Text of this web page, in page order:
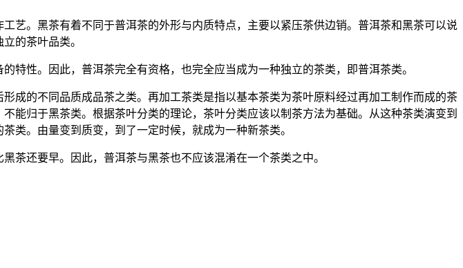
艺。黑茶有着不同于普洱茶的外形与内质特点，主要以紧压茶供边销。普洱茶和黑茶可以说
的茶叶品类。
特性。因此，普洱茶完全有资格，也完全应当成为一种独立的茶类，即普洱茶类。
成的不同品质成品茶之类。再加工茶类是指以基本茶类为茶叶原料经过再加工制作而成的茶
能归于黑茶类。根据茶叶分类的理论，茶叶分类应该以制茶方法为基础。从这种茶类演变到
类。由量变到质变，到了一定时候，就成为一种新茶类。
茶还要早。因此，普洱茶与黑茶也不应该混淆在一个茶类之中。